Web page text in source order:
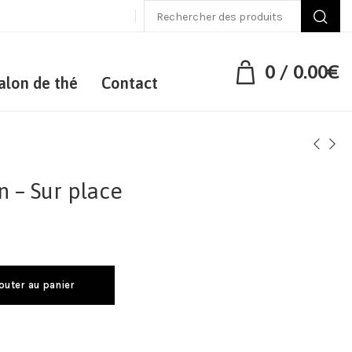
de thé Contact
0 / 0.00€
– Sur place
au panier